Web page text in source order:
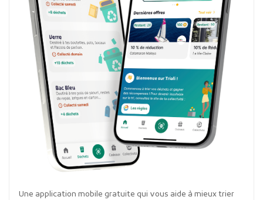
Une application mobile gratuite qui vous aide à mieux trier